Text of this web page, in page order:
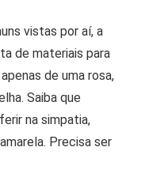
vistas por aí, a
de materiais para
de uma rosa,
Saiba que
na simpatia,
Precisa ser